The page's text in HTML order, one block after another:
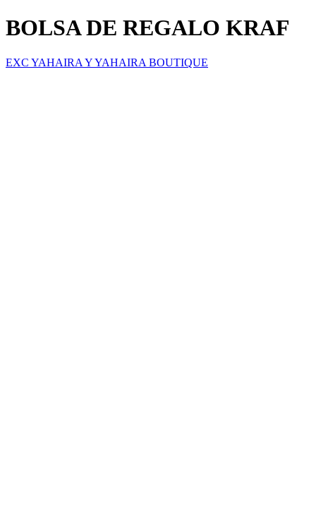
BOLSA DE REGALO KRAF
EXC YAHAIRA Y YAHAIRA BOUTIQUE